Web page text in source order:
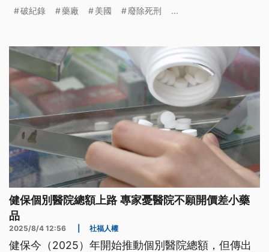
250％的關稅，迫使藥廠把美國境內的價格降低
破紀錄 藥廠 美國 廢除死刑 ...
健保個別醫院總額上路 專家憂醫院不願開價差小藥
品
2025/8/4 12:56 社福人權
健保今（2025）年開始推動個別醫院總額，但傳出